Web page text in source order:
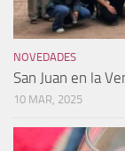
NOVEDADES
San Juan en la
10 MAR, 2025